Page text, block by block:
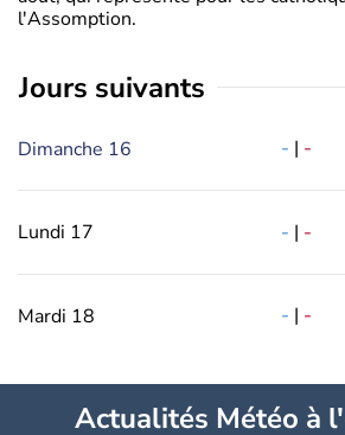
l'Assomption.
jours suivants
Dimanche 16 - | -
Lundi 17 - | -
Mardi 18 - | -
Actualités Météo à